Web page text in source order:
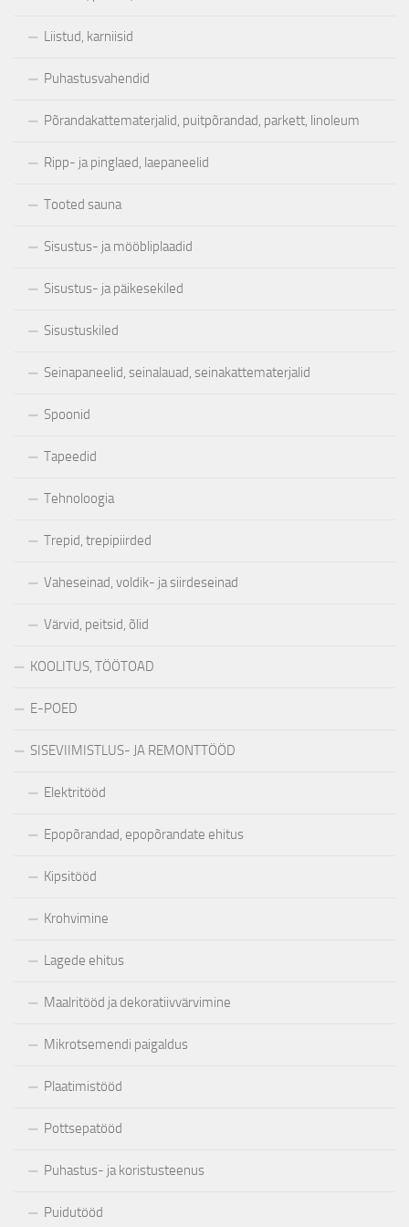
Liistud, karniisid
Puhastusvahendid
Põrandakattematerjalid, puitpõrandad, parkett, linoleum
Ripp- ja pinglaed, laepaneelid
Tooted sauna
Sisustus- ja mööbliplaadid
Sisustus- ja päikesekiled
Sisustuskiled
Seinapaneelid, seinalauad, seinakattematerjalid
Spoonid
Tapeedid
Tehnoloogia
Trepid, trepipiirded
Vaheseinad, voldik- ja siirdeseinad
Värvid, peitsid, õlid
KOOLITUS, TÖÖTOAD
E-POED
SISEVIIMISTLUS- JA REMONTTÖÖD
Elektritööd
Epopõrandad, epopõrandate ehitus
Kipsitööd
Krohvimine
Lagede ehitus
Maalritööd ja dekoratiivvärvimine
Mikrotsemendi paigaldus
Plaatimistööd
Pottsepatööd
Puhastus- ja koristusteenus
Puidutööd